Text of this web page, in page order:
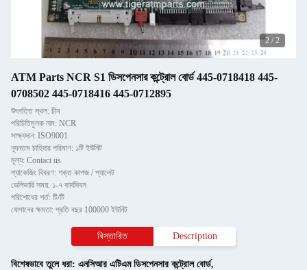
2 / 2
ATM Parts NCR S1 ডিসপেনসার কন্ট্রোল বোর্ড 445-0718418 445-
0708502 445-0718416 445-0712895
উৎপত্তি স্থল: চীন
পরিচিতিমুলক নাম: NCR
সাক্ষ্যদান: ISO9001
ন্যূনতম চাহিদার পরিমাণ: ১টি ইউনিট
মূল্য: Contact us
প্যাকেজিং বিবরণ: শক্ত কাগজ / প্যালেট
ডেলিভারি সময়: ১-৭ কার্যদিবস
পরিশোধের শর্ত: টি/টি
যোগানের ক্ষমতা: প্রতি বছর 100000 ইউনিট
বিস্তারিত Description
বিশেষভাবে তুলে ধরা: এনসিআর এটিএম ডিসপেনসার কন্ট্রোল বোর্ড,